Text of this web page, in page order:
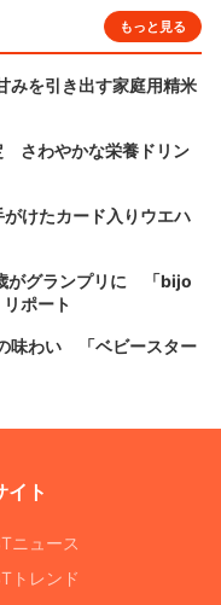
もっと見る
を引き出す家庭用精米
さわやかな栄養ドリン
けたカード入りウエハ
がグランプリに 「bijo
ポート
味わい 「ベビースター
イト
ニュース
トレンド